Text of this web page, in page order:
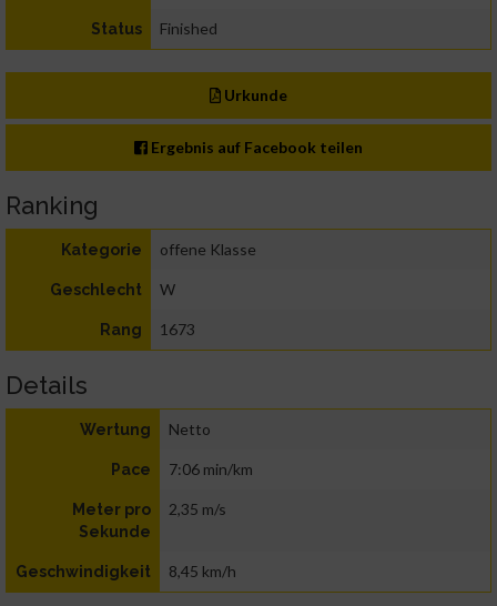
Status Finished
Urkunde
Ergebnis auf Facebook teilen
Ranking
Kategorie offene Klasse
Geschlecht W
Rang 1673
Details
Wertung Netto
Pace 7:06 min/km
Meter pro
Sekunde
2,35 m/s
Geschwindigkeit 8,45 km/h